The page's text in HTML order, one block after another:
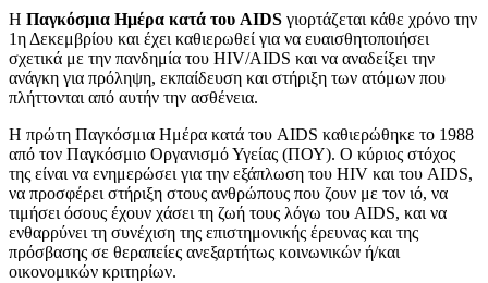
Η Παγκόσμια Ημέρα κατά του AIDS γιορτάζεται κάθε χρόνο την
1η Δεκεμβρίου και έχει καθιερωθεί για να ευαισθητοποιήσει
σχετικά με την πανδημία του HIV/AIDS και να αναδείξει την
ανάγκη για πρόληψη, εκπαίδευση και στήριξη των ατόμων που
πλήττονται από αυτήν την ασθένεια.
Η πρώτη Παγκόσμια Ημέρα κατά του AIDS καθιερώθηκε το 1988
από τον Παγκόσμιο Οργανισμό Υγείας (ΠΟΥ). Ο κύριος στόχος
της είναι να ενημερώσει για την εξάπλωση του HIV και του AIDS,
να προσφέρει στήριξη στους ανθρώπους που ζουν με τον ιό, να
τιμήσει όσους έχουν χάσει τη ζωή τους λόγω του AIDS, και να
ενθαρρύνει τη συνέχιση της επιστημονικής έρευνας και της
πρόσβασης σε θεραπείες ανεξαρτήτως κοινωνικών ή/και
οικονομικών κριτηρίων.